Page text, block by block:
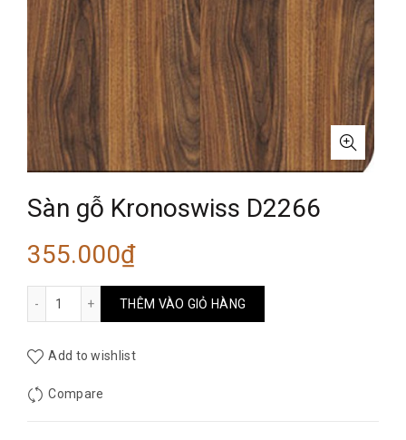
Sàn gỗ Kronoswiss D2266
355.000₫
Sàn gỗ Kronoswiss D2266 số lượng
THÊM VÀO GIỎ HÀNG
Add to wishlist
Compare